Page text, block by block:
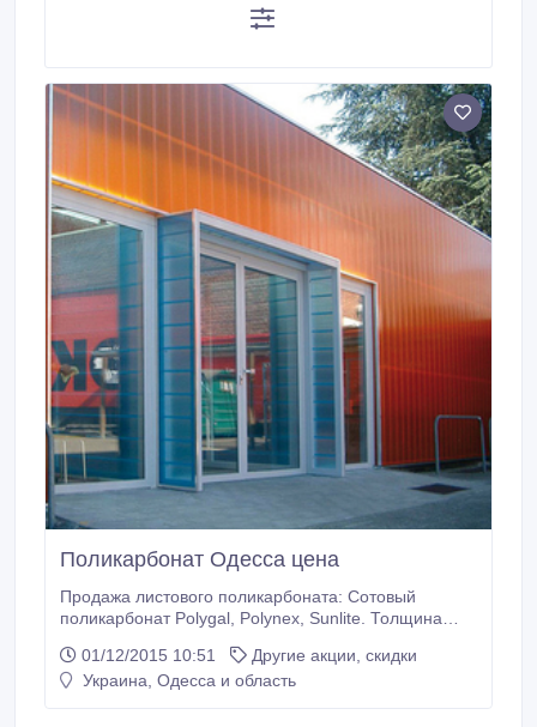
Поликарбонат Одесса цена
Продажа листового поликарбоната: Сотовый
поликарбонат Polygal, Polynex, Sunlite. Толщина
12м*2.1м. Монолитный поликарбонат Palram,
Monogal. Толщина 2.3.4.5.6.8.10.12 мм. Размеры
01/12/2015 10:51
Другие акции, скидки
Украина, Одесса и область